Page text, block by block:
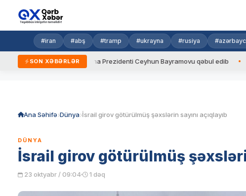
#iran #abş #tramp #ukrayna #rusiya
SON XƏBƏRLƏR
Ukrayna Prezidenti Ceyhun Bayramovu qəbul edib
Ana Səhifə Dünya İsrail girov götürülmüş şəxslərin sayını açıqlayıb
DÜNYA
İsrail girov götürülmüş
23 oktyabr / 09:04 1 dəq